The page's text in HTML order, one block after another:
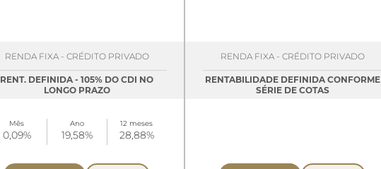
RENDA FIXA - CRÉDITO PRIVADO
RENT. DEFINIDA - 105% DO CDI NO
LONGO PRAZO
Mês
0,09%
Ano
19,58%
12 meses
28,88%
RENDA FIXA - CRÉDITO PRIVADO
RENTABILIDADE DEFINIDA CONFORME
SÉRIE DE COTAS